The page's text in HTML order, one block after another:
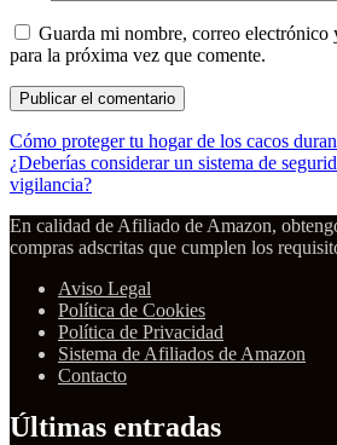
Guarda mi nombre, correo electrónico
para la próxima vez que comente.
Cómo proteger tu hogar de los cacos
¿Deberías considerar un sistema de
vigilancia?
En calidad de Afiliado de Amazon,
compras adscritas que cumplen los
Aviso Legal
Política de Cookies
Política de Privacidad
Sistema de Afiliados de Amazon
Contacto
Últimas entradas